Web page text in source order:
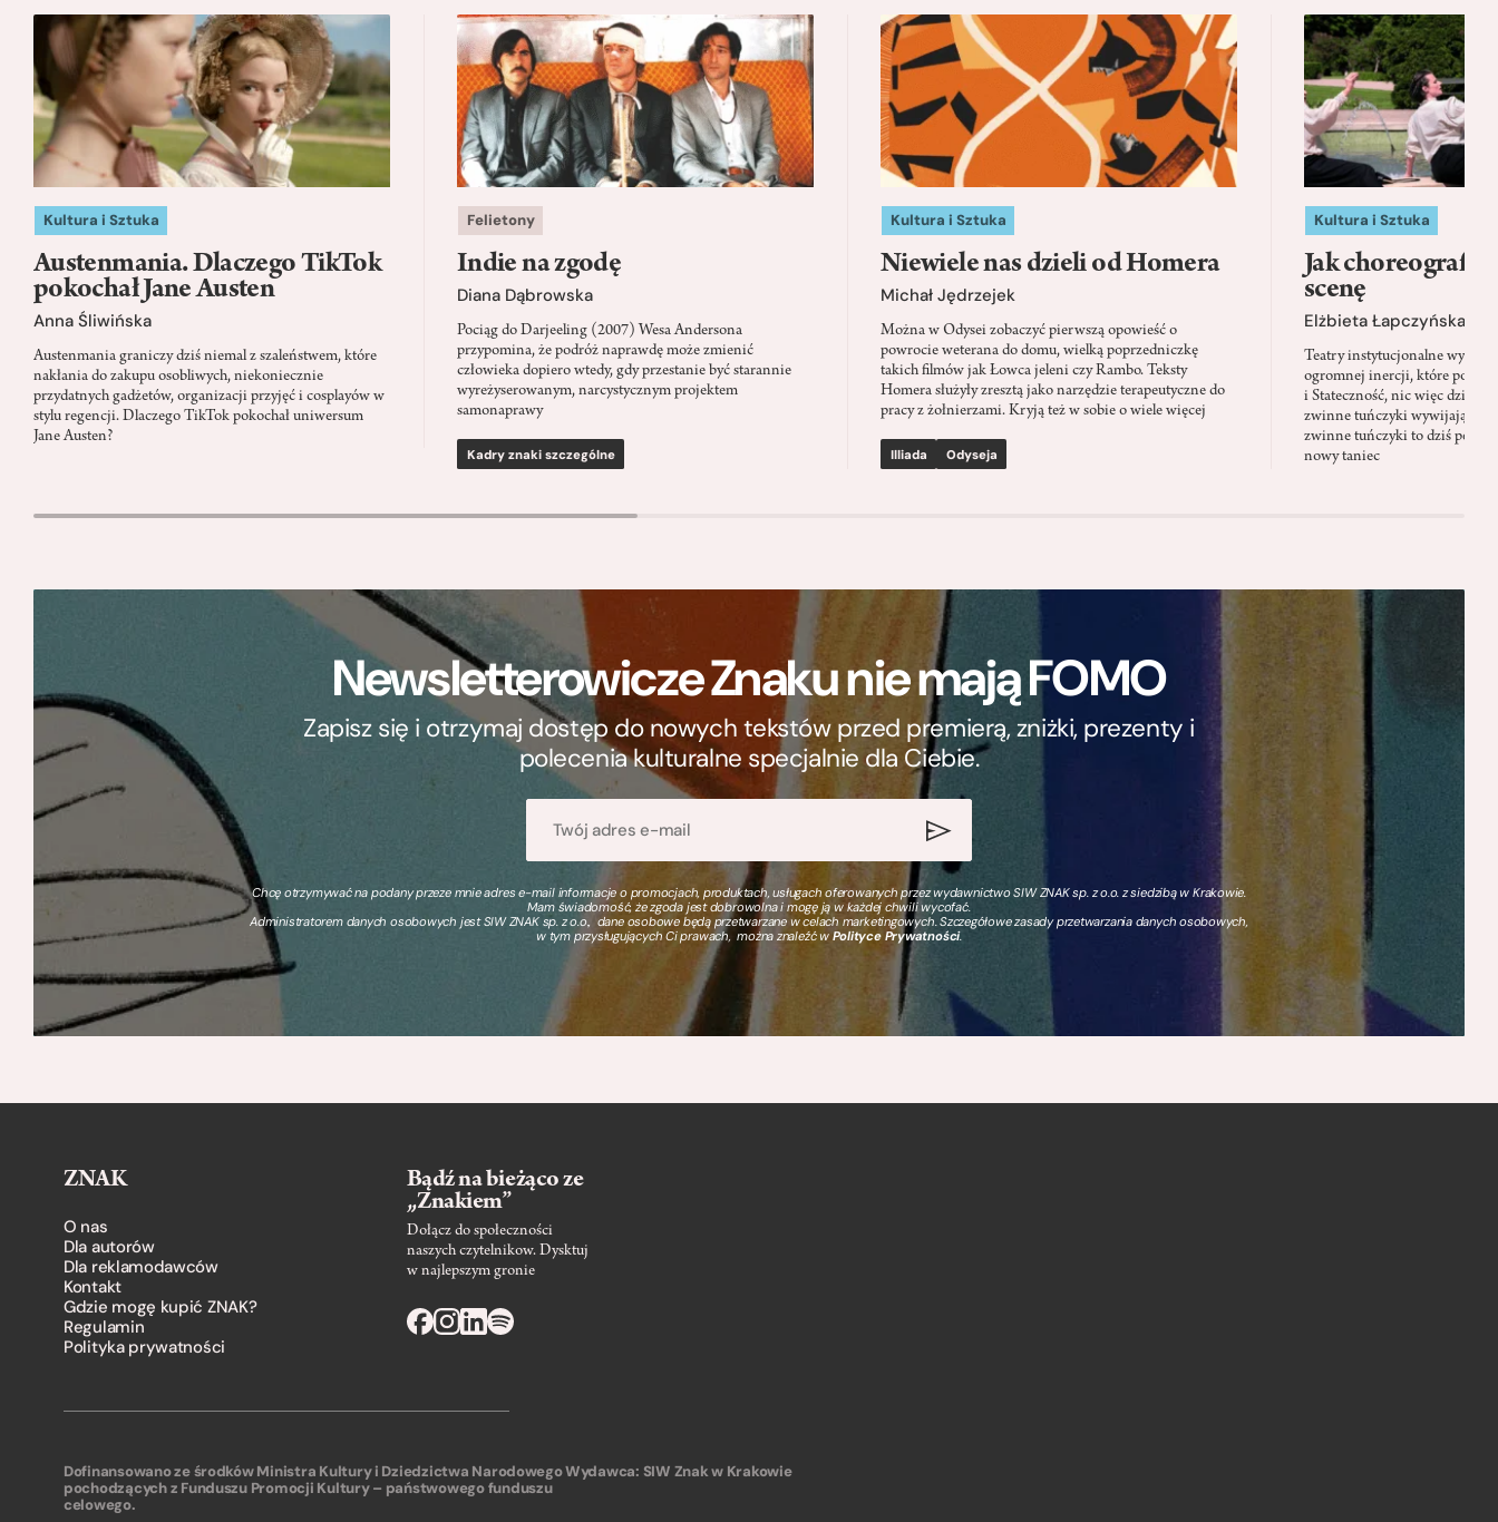
Kultura i Sztuka
Austenmania. Dlaczego TikTok
pokochał Jane Austen
Anna Śliwińska
Austenmania graniczy dziś niemal z szaleństwem, które
nakłania do zakupu osobliwych, niekoniecznie
przydatnych gadżetów, organizacji przyjęć i cosplayów w
stylu regencji. Dlaczego TikTok pokochał uniwersum
Jane Austen?
Felietony
Indie na zgodę
Diana Dąbrowska
Pociąg do Darjeeling (2007) Wesa Andersona
przypomina, że podróż naprawdę może zmienić
człowieka dopiero wtedy, gdy przestanie być starannie
wyreżyserowanym, narcystycznym projektem
samonaprawy
Kadry znaki szczególne
Kultura i Sztuka
Niewiele nas dzieli od Homera
Michał Jędrzejek
Można w Odysei zobaczyć pierwszą opowieść o
powrocie weterana do domu, wielką poprzedniczkę
takich filmów jak Łowca jeleni czy Rambo. Teksty
Homera służyły zresztą jako narzędzie terapeutyczne do
pracy z żołnierzami. Kryją też w sobie o wiele więcej
Illiada Odyseja
Kultura i Sztuka
Jak
scenę
Elżbieta Łapczyńska
Teatry instytucjonalne
ogromnej inercji, które ponad
i Stateczność, nic więc
zwinne tuńczyki wywijają
zwinne tuńczyki to dziś
nowy taniec
Newsletterowicze Znaku nie mają FOMO
Zapisz się i otrzymaj dostęp do nowych tekstów przed premierą, zniżki, prezenty i
polecenia kulturalne specjalnie dla Ciebie.
Chcę otrzymywać na podany przeze mnie adres e-mail informacje o promocjach, produktach, usługach oferowanych przez wydawnictwo SIW ZNAK sp. z o.o. z siedzibą w Krakowie.
Mam świadomość, że zgoda jest dobrowolna i mogę ją w każdej chwili wycofać.
Administratorem danych osobowych jest SIW ZNAK sp. z o.o., dane osobowe będą przetwarzane w celach marketingowych. Szczegółowe zasady przetwarzania danych osobowych,
w tym przysługujących Ci prawach, można znaleźć wPolityce Prywatności.
ZNAK
O nas
Dla autorów
Dla reklamodawców
Kontakt
Gdzie mogę kupić ZNAK?
Regulamin
Polityka prywatności
Bądź na bieżąco ze
„Znakiem”
Dołącz do społeczności
naszych czytelnikow. Dysktuj
w najlepszym gronie
Dofinansowano ze środków Ministra Kultury i Dziedzictwa Narodowego
pochodzących z Funduszu Promocji Kultury – państwowego funduszu
celowego.
Wydawca: SIW Znak w Krakowie